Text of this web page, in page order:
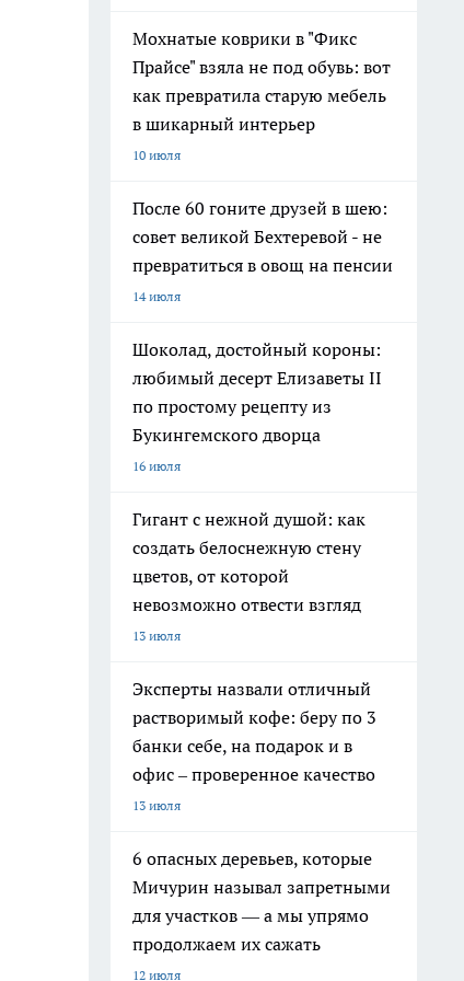
Мохнатые коврики в "Фикс
Прайсе" взяла не под обувь: вот
как превратила старую мебель
в шикарный интерьер
10 июля
После 60 гоните друзей в шею:
совет великой Бехтеревой - не
превратиться в овощ на пенсии
14 июля
Шоколад, достойный короны:
любимый десерт Елизаветы II
по простому рецепту из
Букингемского дворца
16 июля
Гигант с нежной душой: как
создать белоснежную стену
цветов, от которой
невозможно отвести взгляд
13 июля
Эксперты назвали отличный
растворимый кофе: беру по 3
банки себе, на подарок и в
офис – проверенное качество
13 июля
6 опасных деревьев, которые
Мичурин называл запретными
для участков — а мы упрямо
продолжаем их сажать
12 июля